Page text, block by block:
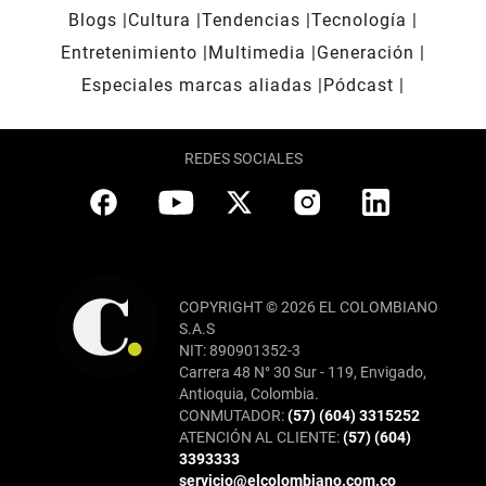
Blogs Cultura Tendencias Tecnología
Entretenimiento
Multimedia
Generación
Especiales marcas aliadas
Pódcast
REDES SOCIALES
COPYRIGHT © 2026 EL COLOMBIANO
S.A.S
NIT: 890901352-3
Carrera 48 N° 30 Sur - 119, Envigado,
Antioquia, Colombia.
CONMUTADOR:(57) (604) 3315252
ATENCIÓN AL CLIENTE:(57) (604)
3393333
servicio@elcolombiano.com.co